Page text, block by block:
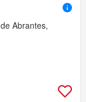
Abrantes,